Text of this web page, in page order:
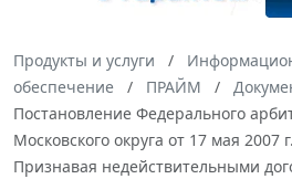
Продукты и услуги
обеспечение
ПРАЙМ
Постановление Федерального
Московского округа от 17 мая 2007
Признавая недействительными